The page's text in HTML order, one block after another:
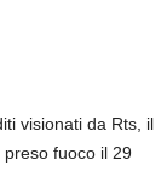
visionati da Rts, il
fuoco il 29